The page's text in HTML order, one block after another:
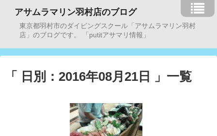
アサムラマリン羽村店のブログ
東京都羽村市のダイビングスクール「アサムラマリン羽村
店」のブログです。 「putitアサマリ情報」
「 日別：2016年08月21日 」一覧